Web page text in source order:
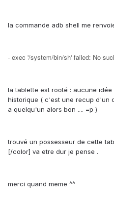
la commande adb shell me
- exec '/system/bin/sh' failed: No
la tablette est rooté : aucune
historique ( c'est une recup d'un
a quelqu'un alors bon .... =p )
trouvé un possesseur de cette
[/color] va etre dur je pense .
merci quand meme ^^